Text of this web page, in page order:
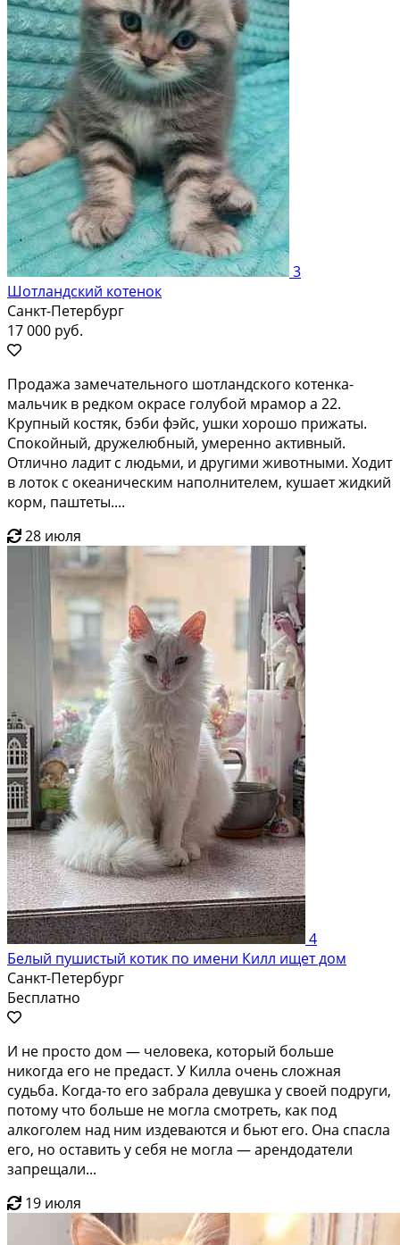
3
Шотландский котенок
Санкт-Петербург
17 000 руб.
Продажа замечательного шотландского котенка-
мальчик в редком окрасе голубой мрамор a 22.
Крупный костяк, бэби фэйс, ушки хорошо прижаты.
Спокойный, дружелюбный, умеренно активный.
Отлично ладит с людьми, и другими животными. Ходит
в лоток с океаническим наполнителем, кушает жидкий
корм, паштеты....
28 июля
4
Белый пушистый котик по имени Килл ищет дом
Санкт-Петербург
Бесплатно
И не просто дом — человека, который больше
никогда его не предаст. У Килла очень сложная
судьба. Когда-то его забрала девушка у своей подруги,
потому что больше не могла смотреть, как под
алкоголем над ним издеваются и бьют его. Она спасла
его, но оставить у себя не могла — арендодатели
запрещали...
19 июля